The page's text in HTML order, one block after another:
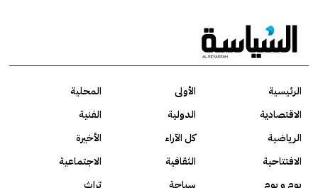
الرئيسية الأولى
المحلية
الاقتصادية
الدولية
الفنية
الرياضية
كل الآراء
الأخيرة
الافتتاحية
الثقافية
الاجتماعية
يوم و يوم
سياحة تراث